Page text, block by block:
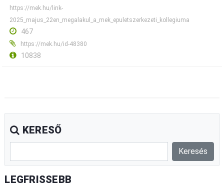
https://mek.hu/link-
2025_majus_22en_megalakul_a_mek_epuletszerkezeti_kollegiuma
467
https://mek.hu/id-48380
10838
KERESŐ
LEGFRISSEBB